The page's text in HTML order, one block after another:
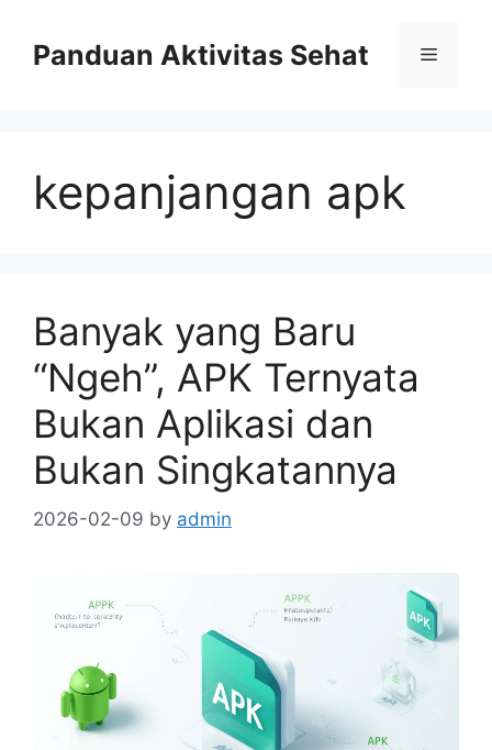
contentPanduan Aktivitas Sehat Menu
kepanjangan apk
Banyak yang Baru
“Ngeh”, APK Ternyata
Bukan Aplikasi dan
Bukan Singkatannya
2026-02-09 by admin